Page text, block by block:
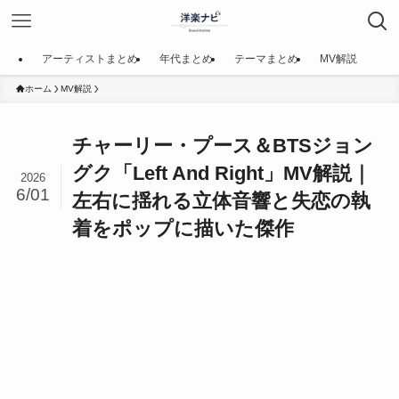
アーティストまとめ 年代まとめ テーマまとめ MV解説
ホーム MV解説
チャーリー・プース＆BTSジョン
グク「Left And Right」MV解説｜
左右に揺れる立体音響と失恋の執
着をポップに描いた傑作
2026
6/01